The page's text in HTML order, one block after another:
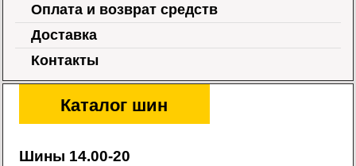
Оплата и возврат средств
Доставка
Контакты
Каталог шин
Шины 14.00-20